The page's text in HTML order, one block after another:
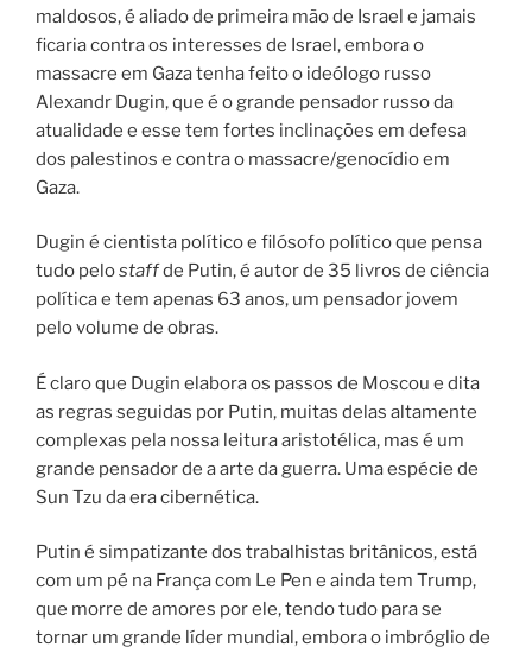
maldosos, é aliado de primeira mão de Israel e jamais
ficaria contra os interesses de Israel, embora o
massacre em Gaza tenha feito o ideólogo russo
Alexandr Dugin, que é o grande pensador russo da
atualidade e esse tem fortes inclinações em defesa
dos palestinos e contra o massacre/genocídio em
Gaza.
Dugin é cientista político e filósofo político que pensa
tudo pelostaffde Putin, é autor de 35 livros de ciência
política e tem apenas 63 anos, um pensador jovem
pelo volume de obras.
É claro que Dugin elabora os passos de Moscou e dita
as regras seguidas por Putin, muitas delas altamente
complexas pela nossa leitura aristotélica, mas é um
grande pensador de a arte da guerra. Uma espécie de
Sun Tzu da era cibernética.
Putin é simpatizante dos trabalhistas britânicos, está
com um pé na França com Le Pen e ainda tem Trump,
que morre de amores por ele, tendo tudo para se
tornar um grande líder mundial, embora o imbróglio de